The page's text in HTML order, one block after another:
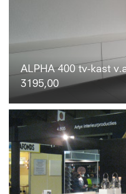
ALPHA 400 tv-kast
3195,00